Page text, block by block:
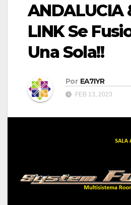
ANDALUCIA
LINK Se
Una Sola!!
Por EA7IYR
FEB 13, 2023